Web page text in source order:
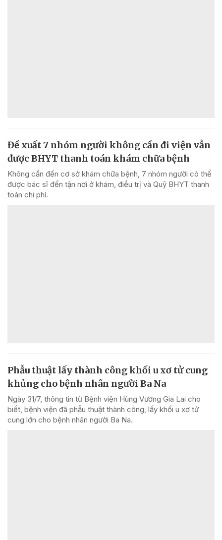
Đề xuất 7 nhóm người không cần đi viện vẫn
được BHYT thanh toán khám chữa bệnh
Không cần đến cơ sở khám chữa bệnh, 7 nhóm người có thể
được bác sĩ đến tận nơi ở khám, điều trị và Quỹ BHYT thanh
toán chi phí.
Phẫu thuật lấy thành công khối u xơ tử cung
khủng cho bệnh nhân người Ba Na
Ngày 31/7, thông tin từ Bệnh viện Hùng Vương Gia Lai cho
biết, bệnh viện đã phẫu thuật thành công, lấy khối u xơ tử
cung lớn cho bệnh nhân người Ba Na.